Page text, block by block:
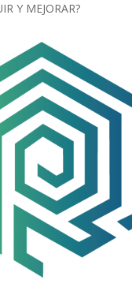
Y MEJORAR?